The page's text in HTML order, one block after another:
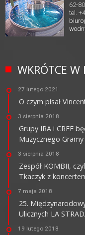
62-
tel.
WKRÓTCE W
27 lutego 2021
O czym pisał
3 sierpnia 2018
Grupy IRA i CREE
Muzycznego
3 sierpnia 2018
Zespół KOMBII,
Tkaczyk z
7 maja 2018
25.
Ulicznych LA
19 lutego 2018